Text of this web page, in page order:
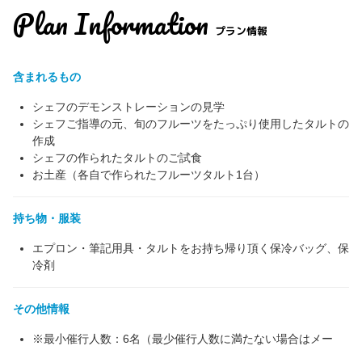
Plan Information プラン情報
含まれるもの
シェフのデモンストレーションの見学
シェフご指導の元、旬のフルーツをたっぷり使用したタルトの
作成
シェフの作られたタルトのご試食
お土産（各自で作られたフルーツタルト1台）
持ち物・服装
エプロン・筆記用具・タルトをお持ち帰り頂く保冷バッグ、保
冷剤
その他情報
※最小催行人数：6名（最少催行人数に満たない場合はメー